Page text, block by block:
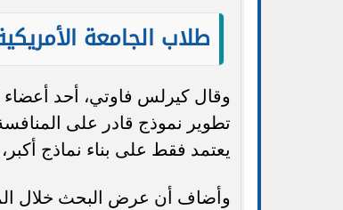
طلاب الجامعة
وقال كيرلس فاوتي، أحد أعضاء
تطوير نموذج قادر على
يعتمد فقط على بناء نماذج
وأضاف أن عرض البحث خلال